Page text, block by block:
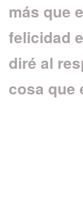
más que
felicidad
diré al
cosa que